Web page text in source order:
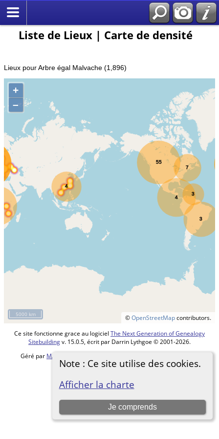
Note : Ce site utilise des cookies.
Afficher la charte
Je comprends
Liste de Lieux | Carte de densité
Lieux pour Arbre égal Malvache (1,896)
+
–
©OpenStreetMapcontributors.
5000 km
Ce site fonctionne grace au logiciel The Next Generation of Genealogy
Sitebuildingv. 15.0.5, écrit par Darrin Lythgoe © 2001-2026.
Géré par MALVACHE Cédric